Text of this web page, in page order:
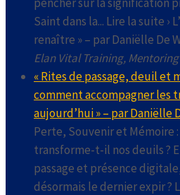
Saint dans la... Lire la suite ›
renaître » – par Daniëlle De
Elan Vital Training,
« Rites de passage, deuil et
comment accompagner les
aujourd’hui » – par Daniëlle
Perte, Souvenir et Mémoire
transforme-t-il nos deuils ?
passage et présence
désormais le dernier expir ?